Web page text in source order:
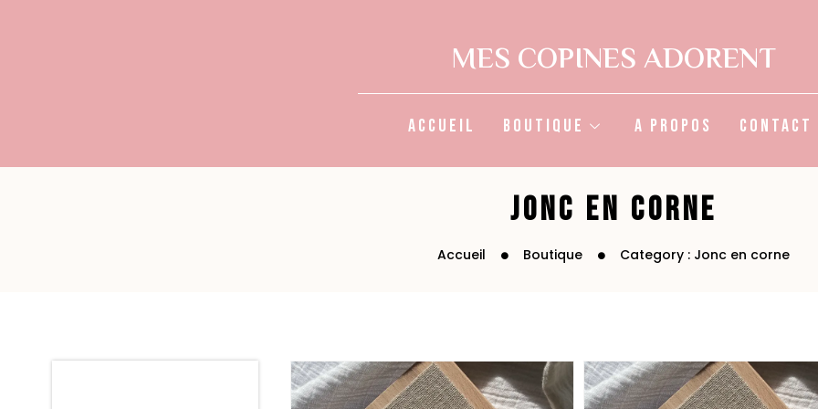
MES COPINES ADORENT
Accueil Boutique A propos Contact
Jonc en corne
Accueil Boutique Category : Jonc en corne